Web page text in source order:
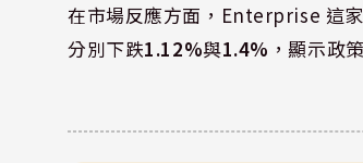
在市場反應方面，Enterprise 這
分別下跌1.12%與1.4% ，顯示政